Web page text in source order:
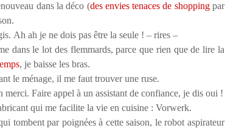
dans la déco (des envies tenaces de shoppingpar
Ah ah je ne dois pas être la seule ! – rires –
dans le lot des flemmards, parce que rien que de lire la
, je baisse les bras.
le ménage, il me faut trouver une ruse.
Faire appel à un assistant de confiance, je dis oui !
qui me facilite la vie en cuisine : Vorwerk.
tombent par poignées à cette saison, le robot aspirateur